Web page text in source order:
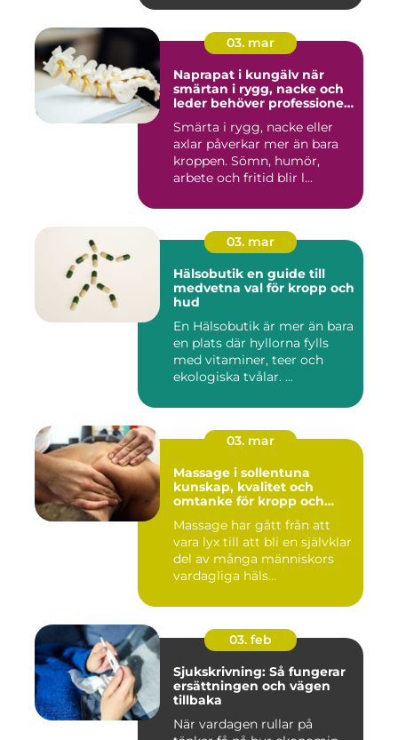
03. mar
Naprapat i kungälv när
smärtan i rygg, nacke och
leder behöver professionell
Smärta i rygg, nacke eller
axlar påverkar mer än bara
kroppen. Sömn, humör,
arbete och fritid blir l...
03. mar
Hälsobutik en guide till
medvetna val för kropp och
hud
En Hälsobutik är mer än bara
en plats där hyllorna fylls
med vitaminer, teer och
ekologiska tvålar. ...
03. mar
Massage i sollentuna
kunskap, kvalitet och
omtanke för kropp och
Massage har gått från att
vara lyx till att bli en självklar
del av många människors
vardagliga häls...
03. feb
Sjukskrivning: Så fungerar
ersättningen och vägen
tillbaka
När vardagen rullar på